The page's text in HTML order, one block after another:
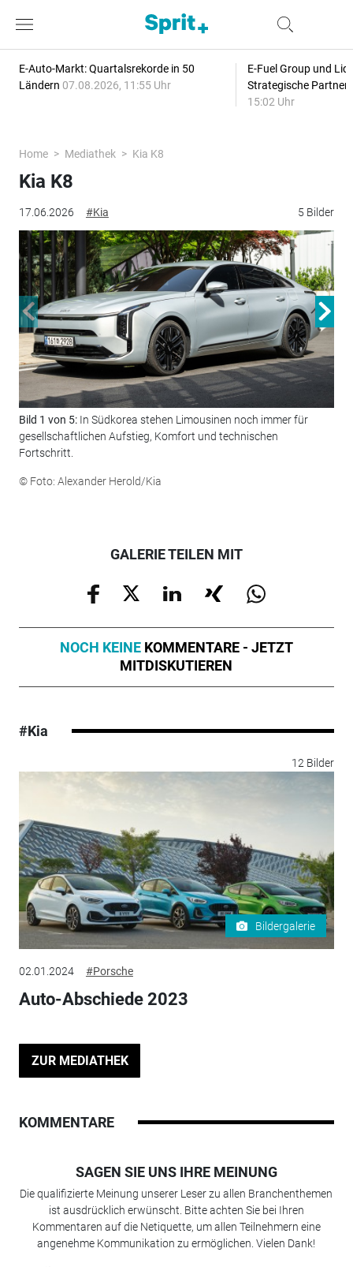
E-Auto-Markt: Quartalsrekorde in 50
Ländern 07.08.2026, 11:55 Uhr
E-Fuel Group und
Strategische
15:02 Uhr
Home Mediathek Kia K8
17.06.2026 #Kia 5 Bilder
Kia K8
Bild 1 von 5: In Südkorea stehen Limousinen noch immer für
gesellschaftlichen Aufstieg, Komfort und technischen
Fortschritt.
© Foto: Alexander Herold/Kia
GALERIE TEILEN MIT
NOCH KEINE KOMMENTARE - JETZT
MITDISKUTIEREN
#Kia
12 Bilder
Bildergalerie
02.01.2024 #Porsche
Auto-Abschiede 2023
ZUR MEDIATHEK
KOMMENTARE
SAGEN SIE UNS IHRE MEINUNG
Die qualifizierte Meinung unserer Leser zu allen Branchenthemen
ist ausdrücklich erwünscht. Bitte achten Sie bei Ihren
Kommentaren auf die Netiquette, um allen Teilnehmern eine
angenehme Kommunikation zu ermöglichen. Vielen Dank!